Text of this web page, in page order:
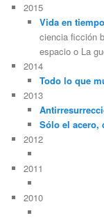
2015
Vida en
ciencia ficción
espacio o La
2014
Todo lo que
2013
Sólo el acero,
2012
2011
2010